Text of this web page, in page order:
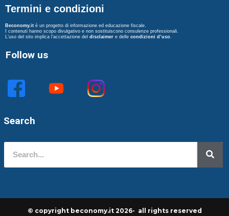
Termini e condizioni
Beconomy.it è un progetto di informazione ed educazione fiscale.
I contenuti hanno scopo divulgativo e non sostituiscono consulenze professionali.
L’uso del sito implica l’accettazione del disclaimer e delle condizioni d’uso
Follow us
Search
© copyright beconomy.it 2026- all rights reserved